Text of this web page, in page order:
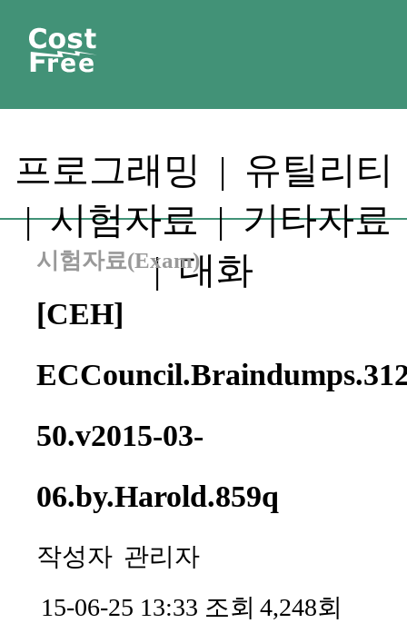
프로그래밍 | 유틸리티
|시험자료|기타자료
|대화
시험자료(Exam)
[CEH]
50.v2015-03-
06.by.Harold.859q
작성자 관리자
15-06-25 13:33 조회 4,248회